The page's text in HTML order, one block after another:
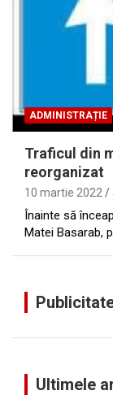
ADMINISTRAȚIE
Traficul din
reorganizat
10 martie 2022
Înainte să
Matei Basarab,
Ultimele